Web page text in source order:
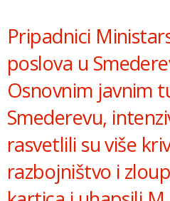
Pripadnici
poslova u
Osnovnim javnim
Smederevu,
rasvetlili su više
razbojništvo i